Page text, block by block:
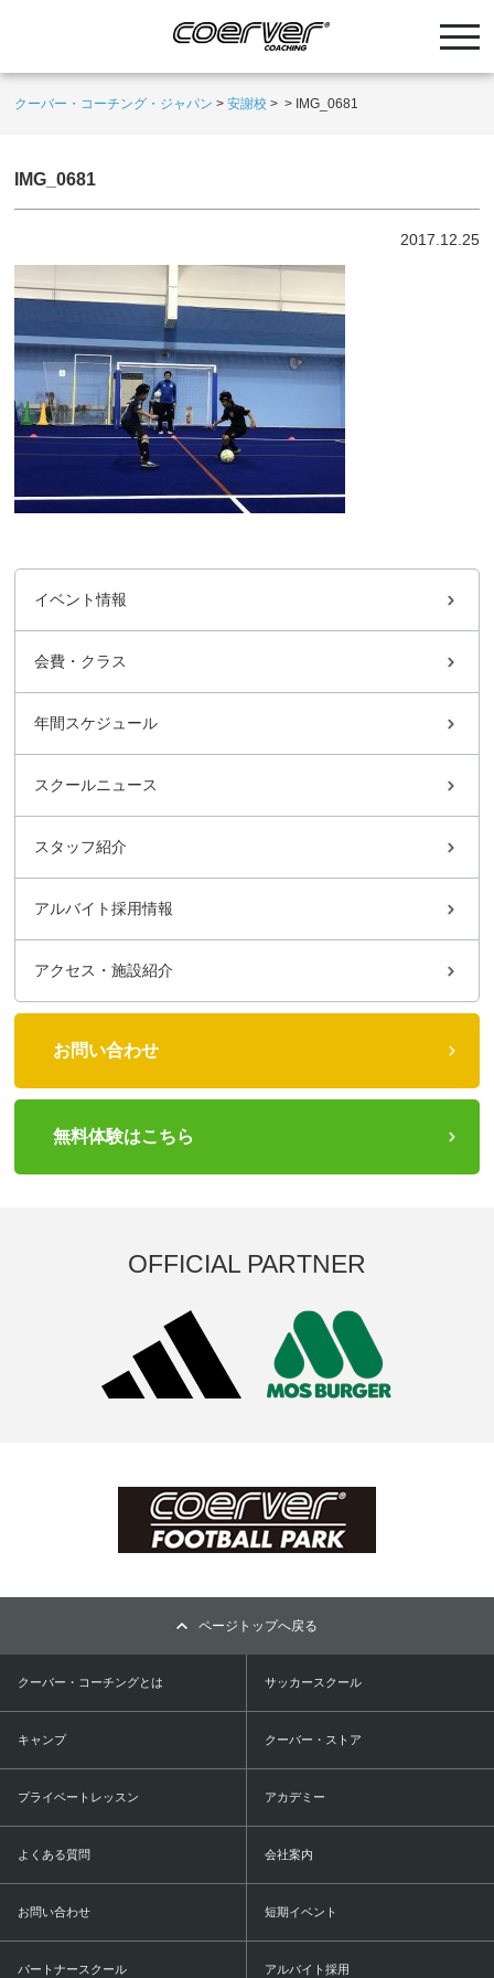
クーバー・コーチング・ジャパン >安謝校 > > IMG_0681
IMG_0681
2017.12.25
イベント情報
会費・クラス
年間スケジュール
スクールニュース
スタッフ紹介
アルバイト採用情報
アクセス・施設紹介
お問い合わせ
無料体験はこちら
OFFICIAL PARTNER
ページトップへ戻る
クーバー・コーチングとは サッカースクール
キャンプ クーバー・ストア
プライベートレッスン アカデミー
よくある質問 会社案内
お問い合わせ 短期イベント
パートナースクール アルバイト採用